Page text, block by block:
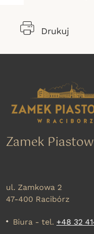
Drukuj
Zamek
ul. Zamkowa 2
47-400 Racibórz
Biura - tel. +48 32